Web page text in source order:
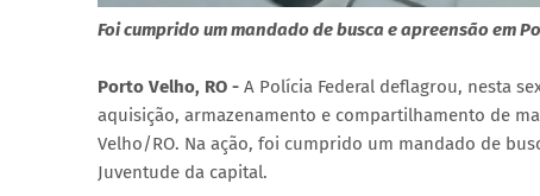
Foi cumprido um mandado de busca e apreensão em
Porto Velho, RO - A Polícia Federal deflagrou, nesta
aquisição, armazenamento e compartilhamento de
Velho/RO. Na ação, foi cumprido um mandado de
Juventude da capital.